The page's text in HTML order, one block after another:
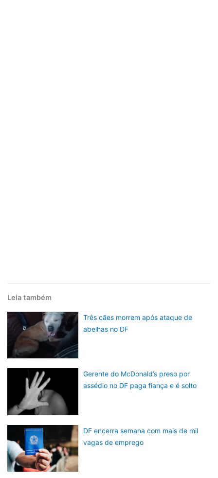
Leia também
Três cães morrem após ataque de
abelhas no DF
Gerente do McDonald’s preso por
assédio no DF paga fiança e é solto
DF encerra semana com mais de mil
vagas de emprego